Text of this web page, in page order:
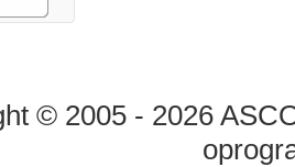
© 2005 - 2026